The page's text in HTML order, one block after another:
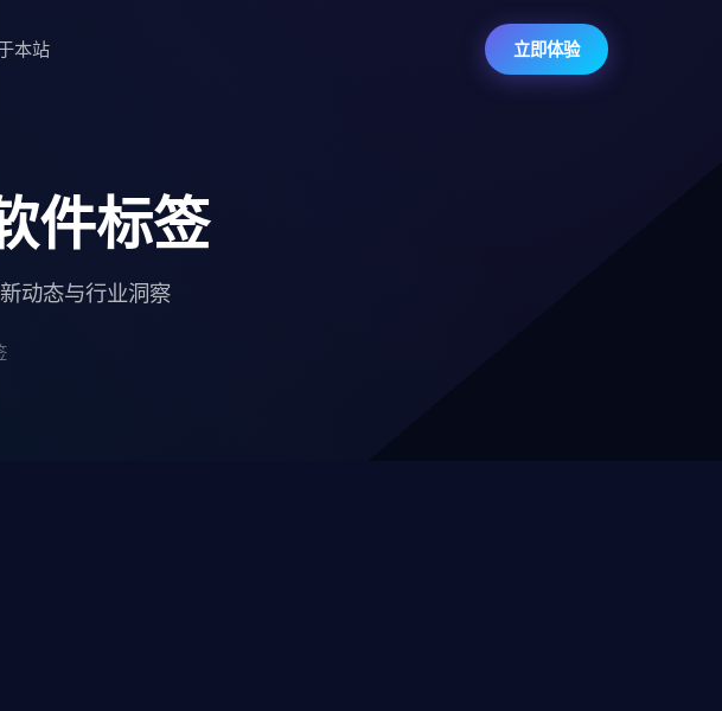
本站 立即体验
件标签
动态与行业洞察